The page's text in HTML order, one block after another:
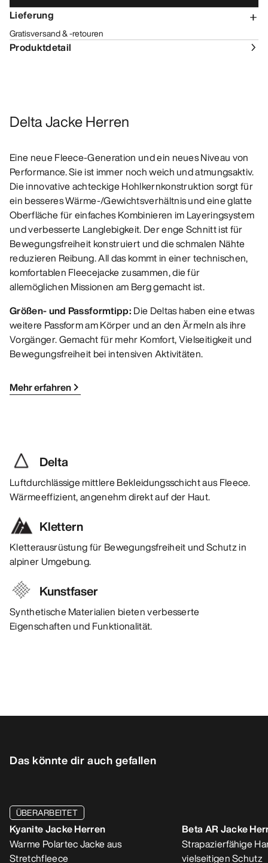
Lieferung
Gratisversand & -retouren
Produktdetail
Delta Jacke Herren
Eine neue Fleece-Generation und ein neues Niveau von
Performance. Sie ist immer noch weich und atmungsaktiv.
Die innovative achteckige Hohlkernkonstruktion sorgt für
ein besseres Wärme-/Gewichtsverhältnis und eine glatte
Oberfläche für einfaches Kombinieren im Layeringsystem
und verbesserte Langlebigkeit. Der enge Schnitt ist für
Bewegungsfreiheit konstruiert und die schmalen Nähte
reduzieren Reibung. All das kommt in einer technischen,
komfortablen Fleecejacke zusammen, die für
allemöglichen Missionen am Berg gemacht ist.
Größen- und Passformtipp: Die Deltas haben eine etwas
weitere Passform am Körper und an den Ärmeln als ihre
Vorgänger. Gemacht für mehr Komfort, Vielseitigkeit und
Bewegungsfreiheit bei intensiven Aktivitäten.
Mehr erfahren
Delta
Luftdurchlässige mittlere Bekleidungsschicht aus Fleece.
Wärmeeffizient, angenehm direkt auf der Haut.
Klettern
Kletterausrüstung für Bewegungsfreiheit und Schutz in
alpiner Umgebung.
Kunstfaser
Synthetische Materialien bieten verbesserte
Eigenschaften und Funktionalität.
Das könnte dir auch gefallen